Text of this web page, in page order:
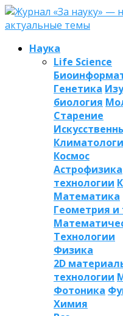
Наука
Life Science
Генетика
биология
Старение
Космос
Астрофизика
технологии
Математика
Геометрия и
Технологии
Физика
2D
технологии
Фотоника
Химия